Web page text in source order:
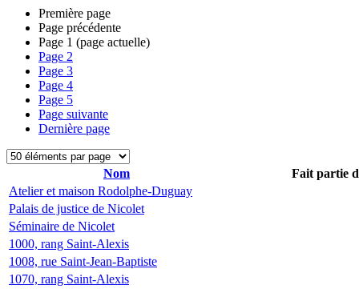
Première page
Page précédente
Page 1 (page actuelle)
Page 2
Page 3
Page 4
Page 5
Page suivante
Dernière page
Nom
Fait partie
Atelier et maison Rodolphe-Duguay
Palais de justice de Nicolet
Séminaire de Nicolet
1000, rang Saint-Alexis
1008, rue Saint-Jean-Baptiste
1070, rang Saint-Alexis